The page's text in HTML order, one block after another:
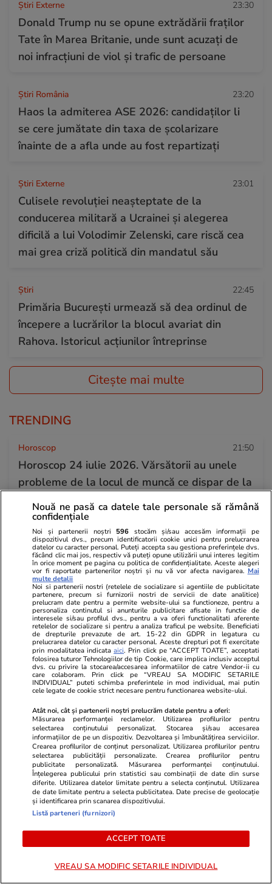
Știri Externe 23:30
Donald Trump nu se opune extrădării fraților
Tate în Marea Britanie, unde sunt acuzați de
noi infracțiuni de viol și trafic de persoane
Știri România 23:20
Haos la admiterea ASE 2026: candidaților li
se cere jumătate din taxa de școlarizare
înainte de a afla unde au fost repartizați
Știri Externe 23:01
Culisele revoluției neașteptate de la
conducerea militară a Ucrainei și alegerea
dificilă a lui Volodimir Zelenski, care riscă cea
mai grea criză politică din mandatul său
Ştiri 22:45
Primăria București urmează să dea ordinul de
începere a lucrărilor la blocul avariat din
Rahova. Istoricul acțiunilor întreprinse
Citește mai multe
TRENDING
Horoscop 21:50
Horoscop 24 iulie 2026. Vărsătorii au unele
probleme de la locul de muncă ce dispar de la
Știri România 18:34
Rezultatele loto din 23 iulie 2026. Numerele
câștigătoare extrase joi
Știri România 20:06
Reportaj de la cavoul Sfântului Preot
Mărturisitor și legionar la tinerețe Ilie
Lăcătușu, unde Icoana Arhanghelul Mihail,
simbolul mișcării, a însuflețit pelerinii
Știri Externe 11:05
Directorul organizației de sinucidere asistată
Exit a murit la peste 3.000 de metri altitudine
pe Muntele Fuji
Nouă ne pasă ca datele tale personale să rămână
confidențiale
Noi și partenerii noștri 596 stocăm și/sau accesăm informații pe
dispozitivul dvs., precum identificatorii cookie unici pentru prelucrarea
datelor cu caracter personal. Puteți accepta sau gestiona preferințele dvs.
făcând clic mai jos, respectiv vă puteți opune utilizării unui interes legitim
în orice moment pe pagina cu politica de confidențialitate. Aceste alegeri
vor fi raportate partenerilor noștri și nu vă vor afecta navigarea. Mai
multe detalii
Noi si partenerii nostri (retelele de socializare si agentiile de publicitate
partenere, precum si furnizorii nostri de servicii de date analitice)
prelucram date pentru a permite website-ului sa functioneze, pentru a
personaliza continutul si anunturile publicitare afisate in functie de
interesele si/sau profilul dvs., pentru a va oferi functionalitati aferente
retelelor de socializare si pentru a analiza traficul pe website. Beneficiati
de drepturile prevazute de art. 15-22 din GDPR in legatura cu
prelucrarea datelor cu caracter personal. Aceste drepturi pot fi exercitate
prin modalitatea indicataaici. Prin click pe “ACCEPT TOATE”, acceptati
folosirea tuturor Tehnologiilor de tip Cookie, care implica inclusiv acceptul
dvs. cu privire la stocarea/accesarea informatiilor de catre Vendor-ii cu
care colaboram. Prin click pe “VREAU SA MODIFIC SETARILE
INDIVIDUAL” puteti schimba preferintele in mod individual, mai putin
cele legate de cookie strict necesare pentru functionarea website-ului.
Atât noi, cât și partenerii noștri prelucrăm datele pentru a oferi:
Măsurarea performanței reclamelor. Utilizarea profilurilor pentru
selectarea conținutului personalizat. Stocarea și/sau accesarea
informațiilor de pe un dispozitiv. Dezvoltarea și îmbunătățirea serviciilor.
Crearea profilurilor de conținut personalizat. Utilizarea profilurilor pentru
selectarea publicității personalizate. Crearea profilurilor pentru
publicitate personalizată. Măsurarea performanței conținutului.
Înțelegerea publicului prin statistici sau combinații de date din surse
diferite. Utilizarea datelor limitate pentru a selecta conținutul. Utilizarea
de date limitate pentru a selecta publicitatea. Date precise de geolocație
și identificarea prin scanarea dispozitivului.
Listă parteneri (furnizori)
ACCEPT TOATE
VREAU SA MODIFIC SETARILE INDIVIDUAL